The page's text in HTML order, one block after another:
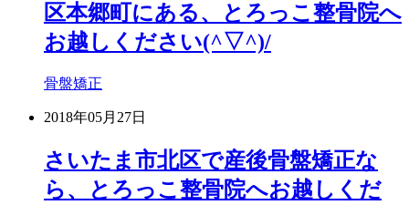
区本郷町にある、とろっこ整骨院へ
お越しください(^▽^)/
骨盤矯正
2018年05月27日
さいたま市北区で産後骨盤矯正な
ら、とろっこ整骨院へお越しくだ